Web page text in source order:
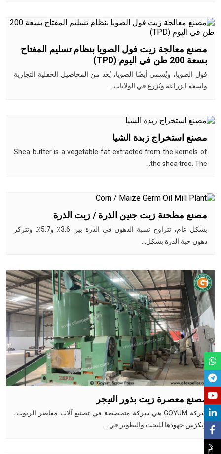
مصنع معالجة زيت فول الصويا بنظام تسليم المفتاح
بسعة 200 طن في اليوم (TPD)
فول الصويا، ويُسمى أيضًا الصويا، يُعد من المحاصيل الحقلية التجارية
واسعة الزراعة ويُزرع في الولايات…
مصنع استخراج زبدة الشيا
Shea butter is a vegetable fat extracted from the kernels of
the shea tree. The…
مصنع مطحنة زيت جنين الذرة / زيت الذرة
بشكل عام، تتراوح نسبة الدهون في الذرة بين 3.6٪ و5.7٪. وتتركز
دهون حبة الذرة بشكل…
مصنع معصرة زيت بذور النيجر
شركة GOYUM هي شركة متخصصة في تصنيع آلات معاصر الزيوت،
وتكرّس جهودها للبحث والتطوير في…